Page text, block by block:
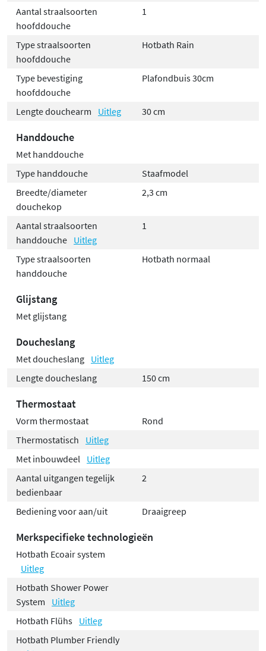
Aantal straalsoorten
hoofddouche
1
Type straalsoorten
hoofddouche
Hotbath Rain
Type bevestiging
hoofddouche
Plafondbuis 30cm
Lengte douchearm Uitleg 30 cm
Handdouche
Met handdouche
Type handdouche
Staafmodel
Breedte/diameter
douchekop
2,3 cm
Aantal straalsoorten
handdouche Uitleg
1
Type straalsoorten
handdouche
Hotbath normaal
Glijstang
Met glijstang
Doucheslang
Met doucheslang Uitleg
Lengte doucheslang
150 cm
Thermostaat
Vorm thermostaat
Rond
Thermostatisch
Uitleg
Met inbouwdeel
Uitleg
Aantal uitgangen tegelijk
bedienbaar
2
Bediening voor aan/uit Draaigreep
Merkspecifieke technologieën
Hotbath Ecoair system
Uitleg
Hotbath Shower Power
System
Uitleg
Hotbath Flühs Uitleg
Hotbath Plumber Friendly